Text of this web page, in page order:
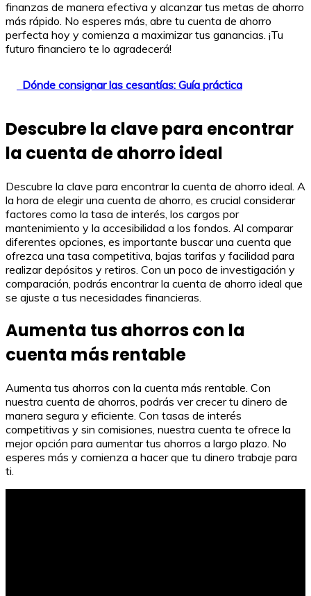
finanzas de manera efectiva y alcanzar tus metas de ahorro
más rápido. No esperes más, abre tu cuenta de ahorro
perfecta hoy y comienza a maximizar tus ganancias. ¡Tu
futuro financiero te lo agradecerá!
Dónde consignar las cesantías: Guía práctica
Descubre la clave para encontrar
la cuenta de ahorro ideal
Descubre la clave para encontrar la cuenta de ahorro ideal. A
la hora de elegir una cuenta de ahorro, es crucial considerar
factores como la tasa de interés, los cargos por
mantenimiento y la accesibilidad a los fondos. Al comparar
diferentes opciones, es importante buscar una cuenta que
ofrezca una tasa competitiva, bajas tarifas y facilidad para
realizar depósitos y retiros. Con un poco de investigación y
comparación, podrás encontrar la cuenta de ahorro ideal que
se ajuste a tus necesidades financieras.
Aumenta tus ahorros con la
cuenta más rentable
Aumenta tus ahorros con la cuenta más rentable. Con
nuestra cuenta de ahorros, podrás ver crecer tu dinero de
manera segura y eficiente. Con tasas de interés
competitivas y sin comisiones, nuestra cuenta te ofrece la
mejor opción para aumentar tus ahorros a largo plazo. No
esperes más y comienza a hacer que tu dinero trabaje para
ti.